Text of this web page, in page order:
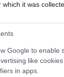
it was
Google to enable
like
in apps.
érettségit